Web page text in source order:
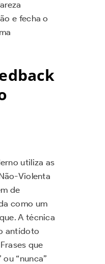
e fecha o
utiliza as
Violenta
de
como um
A técnica
antídoto
que
“nunca”